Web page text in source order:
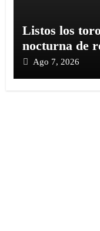
Listos los
nocturna de
Ago 7, 2026